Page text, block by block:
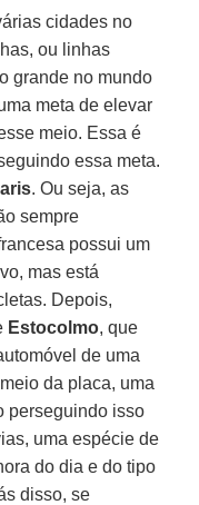
cidades no
ou linhas
grande no mundo
meta de elevar
meio. Essa é
essa meta.
. Ou seja, as
sempre
possui um
mas está
Depois,
Estocolmo, que
de uma
da placa, uma
perseguindo isso
uma espécie de
do dia e do tipo
disso, se